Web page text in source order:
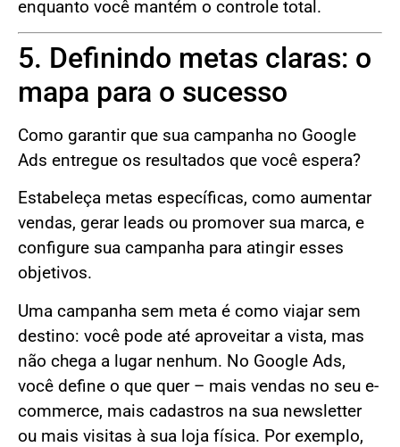
enquanto você mantém o controle total.
5. Definindo metas claras: o
mapa para o sucesso
Como garantir que sua campanha no Google
Ads entregue os resultados que você espera?
Estabeleça metas específicas, como aumentar
vendas, gerar leads ou promover sua marca, e
configure sua campanha para atingir esses
objetivos.
Uma campanha sem meta é como viajar sem
destino: você pode até aproveitar a vista, mas
não chega a lugar nenhum. No Google Ads,
você define o que quer – mais vendas no seu e-
commerce, mais cadastros na sua newsletter
ou mais visitas à sua loja física. Por exemplo,